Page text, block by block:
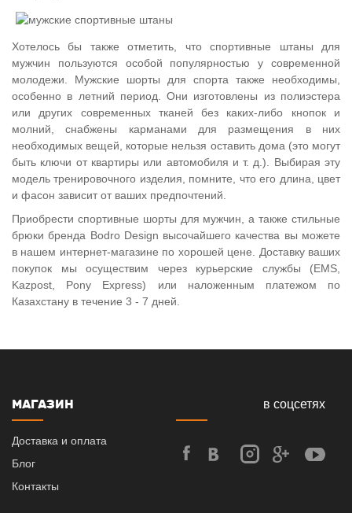
Хотелось бы также отметить, что спортивные штаны для
мужчин пользуются особой популярностью у современной
молодежи. Мужские шорты для спорта также необходимы,
особенно в летний период. Они изготовлены из полиэстера
или других современных тканей без каких-либо кнопок и
молний, снабжены карманами для размещения в них
необходимых вещей, которые нельзя оставить дома (это могут
быть ключи от квартиры или автомобиля и т. д.). Выбирая эту
модель тренировочного изделия, помните, что его длина, цвет
и фасон зависит от ваших предпочтений.
Приобрести спортивные шорты для мужчин, а также стильные
брюки бренда Bodro Design высочайшего качества вы можете
в нашем интернет-магазине по хорошей цене. Доставку ваших
покупок мы осуществим через курьерские службы (EMS,
Kazpost, Pony Express) или наложенным платежом по
Казахстану в течение 3 - 7 дней.
в соцсетях
МАГАЗИН
Доставка и оплата
Блог
Контакты